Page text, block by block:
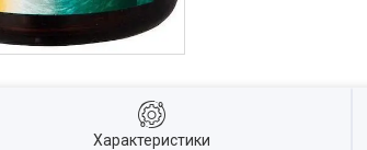
Характеристики